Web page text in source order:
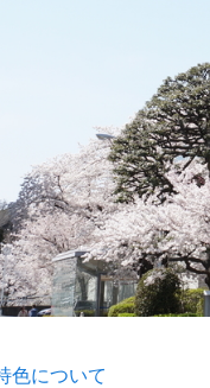
色について